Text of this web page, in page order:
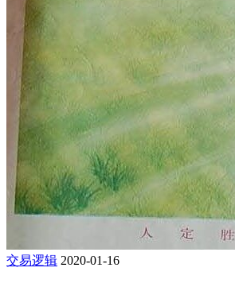
交易逻辑 2020-01-16